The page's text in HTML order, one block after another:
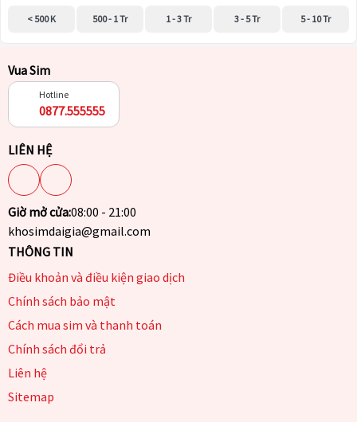
< 500 K 500 - 1 Tr 1 - 3 Tr 3 - 5 Tr 5 - 10 Tr
Vua Sim
Hotline
0877.555555
LIÊN HỆ
Giờ mở cửa:08:00 - 21:00
khosimdaigia@gmail.com
THÔNG TIN
Điều khoản và điều kiện giao dịch
Chính sách bảo mật
Cách mua sim và thanh toán
Chính sách đổi trả
Liên hệ
Sitemap